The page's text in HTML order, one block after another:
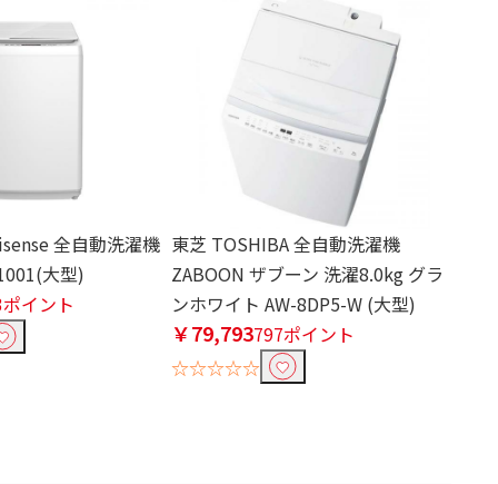
全自動洗濯機
大型)
イント
東芝 TOSHIBA 全自動洗濯機
ZABOON ザブーン 洗濯8.0kg グラ
ンホワイト AW-8DP5-W (大型)
￥79,793797ポイント
☆☆☆☆☆